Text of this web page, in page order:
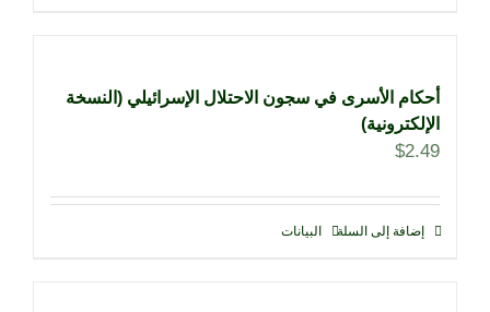
أحكام الأسرى في سجون الاحتلال الإسرائيلي (النسخة
الإلكترونية)
$2.49
إضافة إلى السلة البيانات